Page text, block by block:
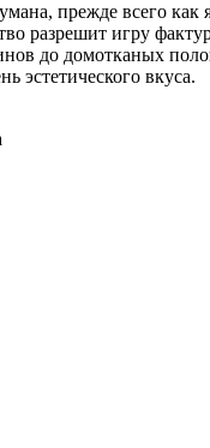
прежде всего как
разрешит игру
до домотканых
эстетического вкуса.